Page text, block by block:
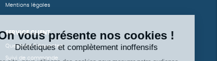
Mentions légales
SERVICE CLIENT
Questions fréquentes
Suivi de commande